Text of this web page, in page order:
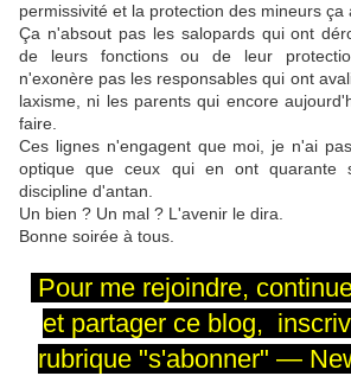
permissivité et la protection des mineurs ça
Ça n'absout pas les salopards qui ont
de leurs fonctions ou de leur
n'exonère pas les responsables qui ont
laxisme, ni les parents qui encore
faire.
Ces lignes n'engagent que moi, je n'ai
optique que ceux qui en ont quarante
discipline d'antan.
Un bien ? Un mal ? L'avenir le dira.
Bonne soirée à tous.
Pour me rejoindre,
et partager ce blog,
rubrique "s'abonner" —